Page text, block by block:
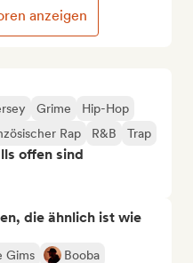
Grime
Hip-Hop
Rap R&B Trap
offen sind
die ähnlich ist wie
Gims
Booba
anzeigen